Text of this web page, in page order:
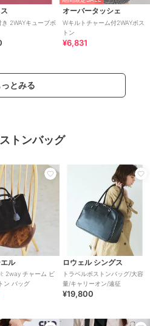
2WAYキューブボ
オーバータッシェ
Wキルトチャーム付2WAYボス
トン
¥6,831
っとみる
トンバッグ
ル
2way チャーム ビ
ン バッグ
ロウェル シングス
トラベルボストンバッグ/大容
量/キャリーオン/遠征
¥19,800